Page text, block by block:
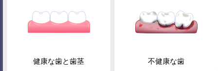
健康な歯と歯茎 不健康な歯